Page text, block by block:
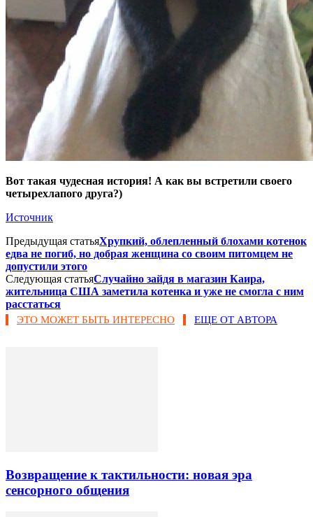
Вот такая чудесная история! А как вы встретили своего
четырехлапого друга?)
Источник
Предыдущая статьяХрупкий, облепленный блохами котенок
едва не погиб, но добрая женщина со своим питомцем не
допустили этого
Следующая статьяСлучайно зайдя в магазин Каира,
жительница США заметила котенка и уже не смогла с ним
расстаться
ЭТО МОЖЕТ БЫТЬ ИНТЕРЕСНО ЕЩЕ ОТ АВТОРА
Возвращение к тактильности: новая эра
сенсорного общения